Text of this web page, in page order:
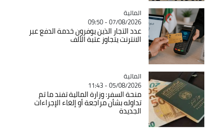
Catégorie
المالية
07/08/2026 - 09:50
عدد التجار الذين يوفرون خدمة الدفع عبر
الانترنت يتجاوز عتبة الألف
Catégorie
المالية
05/08/2026 - 11:43
منحة السفر: وزارة المالية تفند ما تم
تداوله بشأن مراجعة أو إلغاء الإجراءات
الجديدة